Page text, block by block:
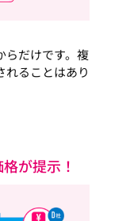
らだけです。複
れることはあり
が提示！